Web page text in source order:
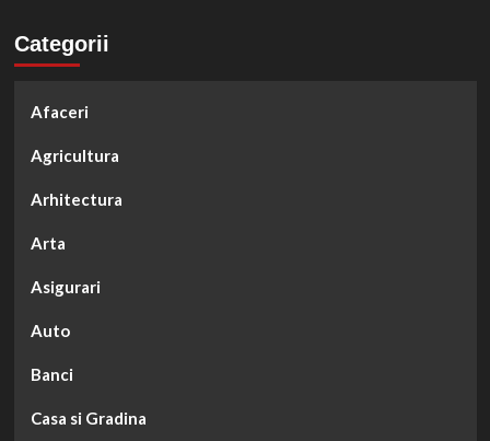
Categorii
Afaceri
Agricultura
Arhitectura
Arta
Asigurari
Auto
Banci
Casa si Gradina